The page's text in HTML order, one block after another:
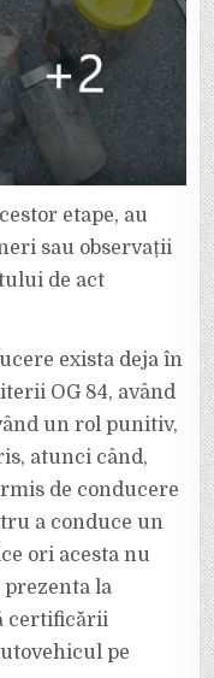
etape, au
sau observații
de act
exista deja în
OG 84, având
un rol punitiv,
atunci când,
de conducere
a conduce un
ori acesta nu
prezenta la
certificării
pe